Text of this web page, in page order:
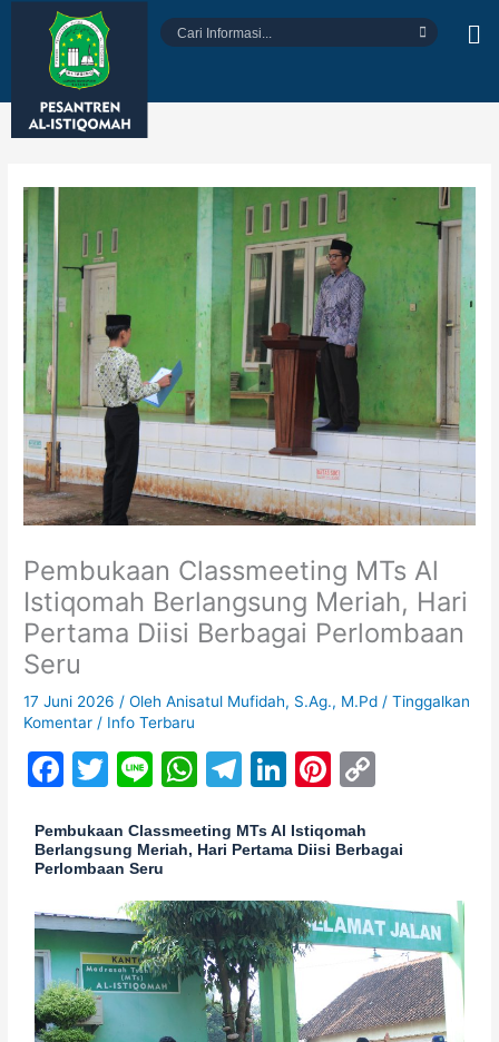
Cari
Pembukaan Classmeeting MTs Al
Istiqomah Berlangsung Meriah, Hari
Pertama Diisi Berbagai Perlombaan
Seru
17 Juni 2026/ OlehAnisatul Mufidah, S.Ag., M.Pd/Tinggalkan
Komentar / Info Terbaru
F
c
e
b
o
o
k
T
itt
er
Li
e
W
at
A
p
p
T
e
a
m
Li
k
dI
n
Pi
er
st
p
Li
n
k
Pembukaan Classmeeting MTs Al Istiqomah
Berlangsung Meriah, Hari Pertama Diisi Berbagai
Perlombaan Seru